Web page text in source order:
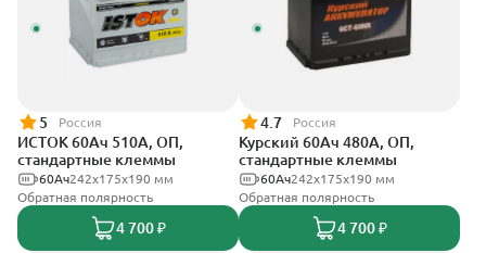
5 Россия
ИСТОК 60Ач 510А, ОП,
стандартные клеммы
242x175x190 мм
60Ач
Обратная полярность
4 700 ₽
4.7 Россия
Курский 60Ач 480А, ОП,
стандартные клеммы
242x175x190 мм
60Ач
Обратная полярность
4 700 ₽